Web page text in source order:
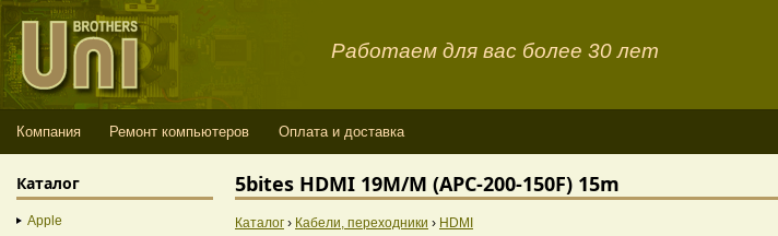
Работаем для вас более 30 лет
Компания Ремонт компьютеров Оплата и доставка
5bites HDMI 19M/M (APC-200-150F) 15m
Каталог › Кабели, переходники › HDMI
Каталог
Apple